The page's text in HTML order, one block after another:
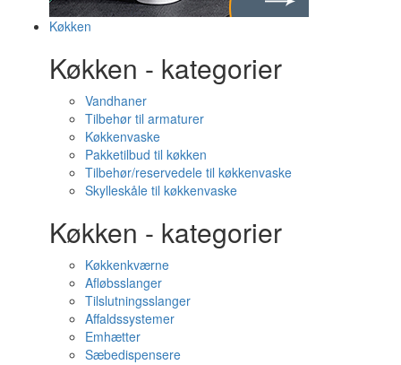
Køkken
Køkken - kategorier
Vandhaner
Tilbehør til armaturer
Køkkenvaske
Pakketilbud til køkken
Tilbehør/reservedele til køkkenvaske
Skylleskåle til køkkenvaske
Køkken - kategorier
Køkkenkværne
Afløbsslanger
Tilslutningsslanger
Affaldssystemer
Emhætter
Sæbedispensere